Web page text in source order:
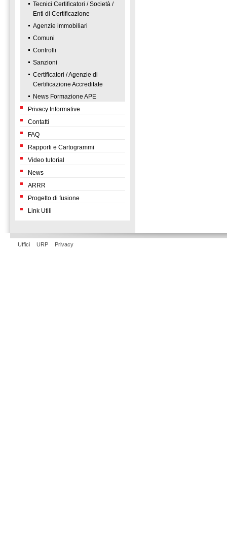
Tecnici Certificatori / Società /
Enti di Certificazione
Agenzie immobiliari
Comuni
Controlli
Sanzioni
Certificatori / Agenzie di
Certificazione Accreditate
News Formazione APE
Privacy Informative
Contatti
FAQ
Rapporti e Cartogrammi
Video tutorial
News
ARRR
Progetto di fusione
Link Utili
Uffici URP Privacy